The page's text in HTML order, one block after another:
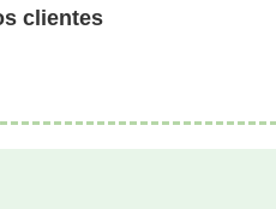
clientes